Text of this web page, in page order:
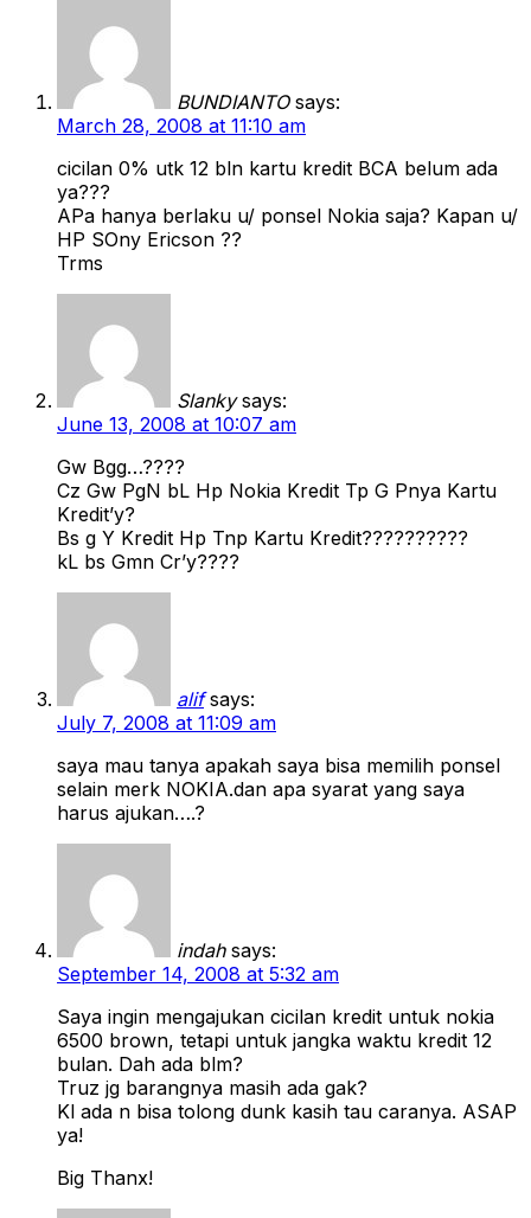
BUNDIANTO says:
March 28, 2008 at 11:10 am
cicilan 0% utk 12 bln kartu kredit BCA belum ada
ya???
APa hanya berlaku u/ ponsel Nokia saja? Kapan u/
HP SOny Ericson ??
Trms
Slanky says:
June 13, 2008 at 10:07 am
Gw Bgg…????
Cz Gw PgN bL Hp Nokia Kredit Tp G Pnya Kartu
Kredit’y?
Bs g Y Kredit Hp Tnp Kartu Kredit??????????
kL bs Gmn Cr’y????
alif says:
July 7, 2008 at 11:09 am
saya mau tanya apakah saya bisa memilih ponsel
selain merk NOKIA.dan apa syarat yang saya
harus ajukan….?
indah says:
September 14, 2008 at 5:32 am
Saya ingin mengajukan cicilan kredit untuk nokia
6500 brown, tetapi untuk jangka waktu kredit 12
bulan. Dah ada blm?
Truz jg barangnya masih ada gak?
Kl ada n bisa tolong dunk kasih tau caranya. ASAP
ya!
Big Thanx!